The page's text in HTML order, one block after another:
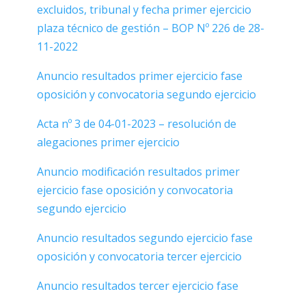
excluidos, tribunal y fecha primer ejercicio
plaza técnico de gestión – BOP Nº 226 de 28-
11-2022
Anuncio resultados primer ejercicio fase
oposición y convocatoria segundo ejercicio
Acta nº 3 de 04-01-2023 – resolución de
alegaciones primer ejercicio
Anuncio modificación resultados primer
ejercicio fase oposición y convocatoria
segundo ejercicio
Anuncio resultados segundo ejercicio fase
oposición y convocatoria tercer ejercicio
Anuncio resultados tercer ejercicio fase